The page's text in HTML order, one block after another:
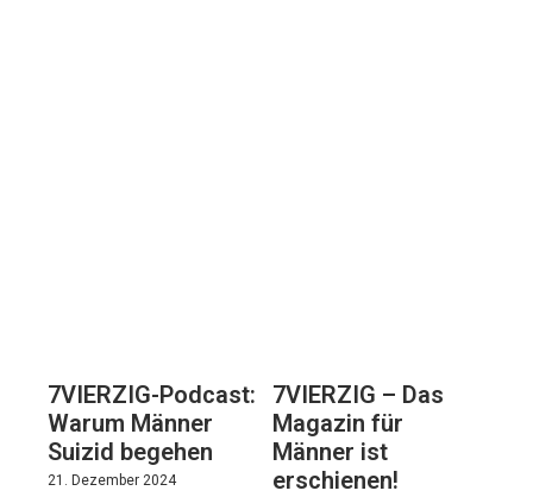
7VIERZIG-Podcast:
Warum Männer
Suizid begehen
21. Dezember 2024
7VIERZIG – Das
Magazin für
Männer ist
erschienen!